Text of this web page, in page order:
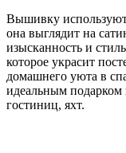
Вышивку
она выглядит на
изысканность и
которое украсит
домашнего уюта в
идеальным подарком
гостиниц, яхт.